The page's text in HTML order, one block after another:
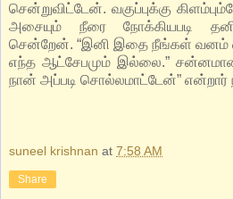
சென்றுவிட்டேன். வகுப்புக்கு
அசையும் நீரை நோக்கியபடி
சென்றேன். “இனி இதை நீங்கள் வனம் என
எந்த ஆட்சேபமும் இல்லை.”
நான் அப்படி சொல்லமாட்டேன்” என்றார்
suneel krishnan at 7:58 AM
Share